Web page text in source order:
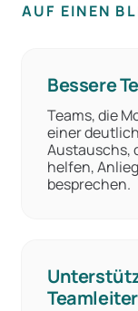
AUF EINEN
Bessere
Teams, die
einer
Austauschs,
helfen,
besprechen.